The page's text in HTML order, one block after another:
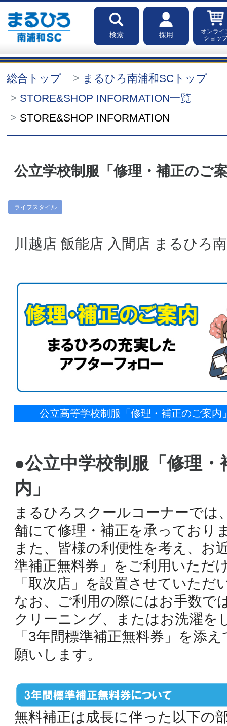
検索 採用
オンライ
ショッ
総合トップ
まるひろ南浦和SCトップ
STORE&SHOP INFORMATION一覧
STORE&SHOP INFORMATION
公立学校制服「修理・補正のご
ライフスタイル
川越店 飯能店 入間店 まるひろ
公立高等学校制服「修理・補正のご案内
●公立中学校制服「修理・
内」
まるひろスクールコーナーでは
舗にて修理・補正を承っており
また、皆様の利便性を考え、お
準補正無料券」をご利用いただ
「取次店」を設置させていただ
なお、ご利用の際にはお手数で
クリーニング、またはお洗濯を
「3年間標準補正無料券」を添
願いします。
無料補正は成長に伴った以下の